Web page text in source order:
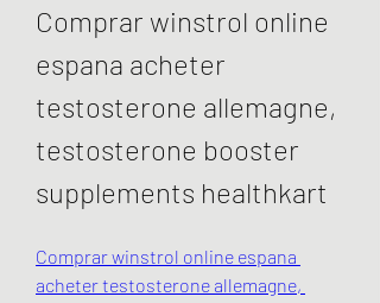
Comprar winstrol online
espana acheter
testosterone allemagne,
testosterone booster
supplements healthkart
Comprar winstrol online espana
acheter testosterone allemagne,